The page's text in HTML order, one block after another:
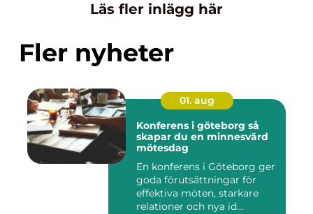
Läs fler inlägg här
Fler nyheter
01. aug
Konferens i göteborg så
skapar du en minnesvärd
mötesdag
En konferens i Göteborg ger
goda förutsättningar för
effektiva möten, starkare
relationer och nya id...